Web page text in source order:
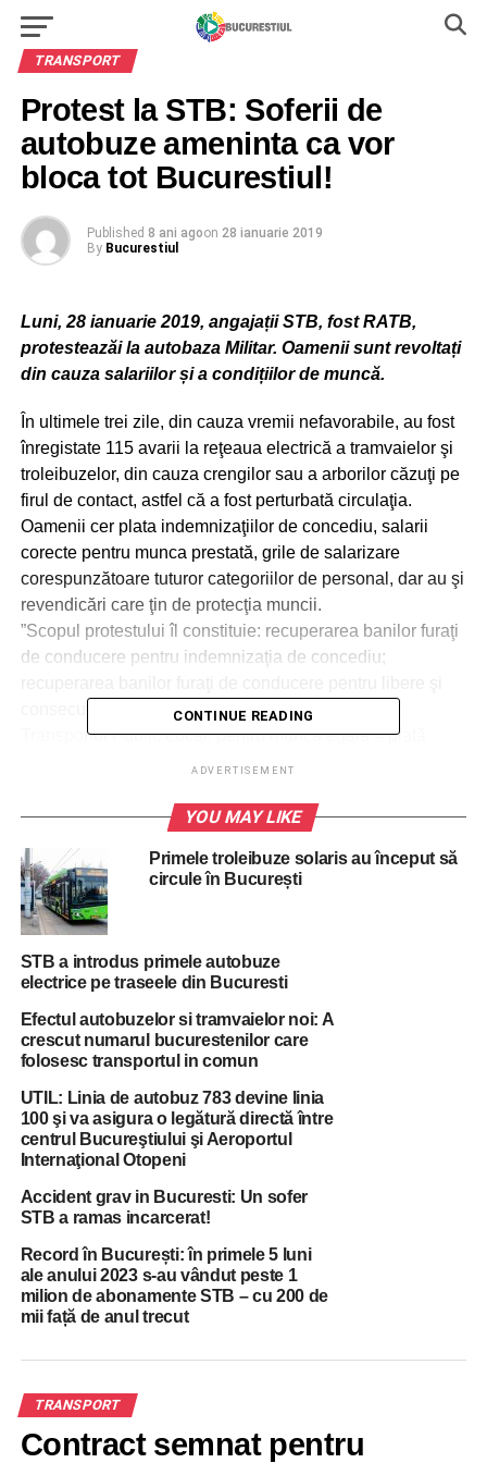
TRANSPORT
Protest la STB: Soferii de
autobuze ameninta ca vor
bloca tot Bucurestiul!
Published 8 ani agoon 28 ianuarie 2019
By Bucurestiul
Luni, 28 ianuarie 2019, angajații STB, fost RATB,
protesteazăi la autobaza Militar. Oamenii sunt revoltați
din cauza salariilor și a condițiilor de muncă.
În ultimele trei zile, din cauza vremii nefavorabile, au fost
înregistate 115 avarii la reţeaua electrică a tramvaielor şi
troleibuzelor, din cauza crengilor sau a arborilor căzuţi pe
firul de contact, astfel că a fost perturbată circulaţia.
Oamenii cer plata indemnizaţiilor de concediu, salarii
corecte pentru munca prestată, grile de salarizare
corespunzătoare tuturor categoriilor de personal, dar au şi
revendicări care ţin de protecţia muncii.
”Scopul protestului îl constituie: recuperarea banilor furaţi
de conducere pentru indemnizaţia de concediu;
consecutive; susţinerea Statului Personalului din
Transportul Public Local; pentru muncă egală = plată
şi evaluarea riscurilor pentru toţi salariaţii.
salariale între salariaţi; nivele de salarizare pentru toţi
salariaţii”.
Protest RATB luni 28 ianuarie 2019. ”Până acum au primit
încadrarea în condiţii deosebite sau speciale de muncă şi
obţinerea grupei de muncă. Grupa de muncă înseamnă
pensionarea anticipată”, a mai transmis liderul
sindicaliştilor din STB, citat de news.ro.
Protestul este programat între orele 11.00 şi 15.00.
„Societatea de Transport Bucureşti – STB SA anunţă că,
în urma eforturilor făcute în ultimele trei zile de salariaţi şi
de echipele de intervenţie, luni, 28.01.2019, va fi
programat (280 de tramvaie, 181 troleibuze şi 931
duminică seară, de societate. Numeroasele avarii apărute
la liniile de contact în urma condiţiilor meteo extreme din
zilele de 25, 26 şi 27 ianuarie au perturbat programul de
mare dificultate.
Astfel, au fost înregistate 115 avarii la reţeaua electrică a
tramvaielor şi troleibuzelor, din cauza crengilor sau a
CONTINUE READING
ADVERTISEMENT
YOU MAY LIKE
Primele troleibuze solaris au început să
circule în București
STB a introdus primele autobuze
electrice pe traseele din Bucuresti
Efectul autobuzelor si tramvaielor noi: A
crescut numarul bucurestenilor care
folosesc transportul in comun
UTIL: Linia de autobuz 783 devine linia
100 şi va asigura o legătură directă între
centrul Bucureştiului şi Aeroportul
Internaţional Otopeni
Accident grav in Bucuresti: Un sofer
STB a ramas incarcerat!
Record în București: în primele 5 luni
ale anului 2023 s-au vândut peste 1
milion de abonamente STB – cu 200 de
mii față de anul trecut
TRANSPORT
Contract semnat pentru